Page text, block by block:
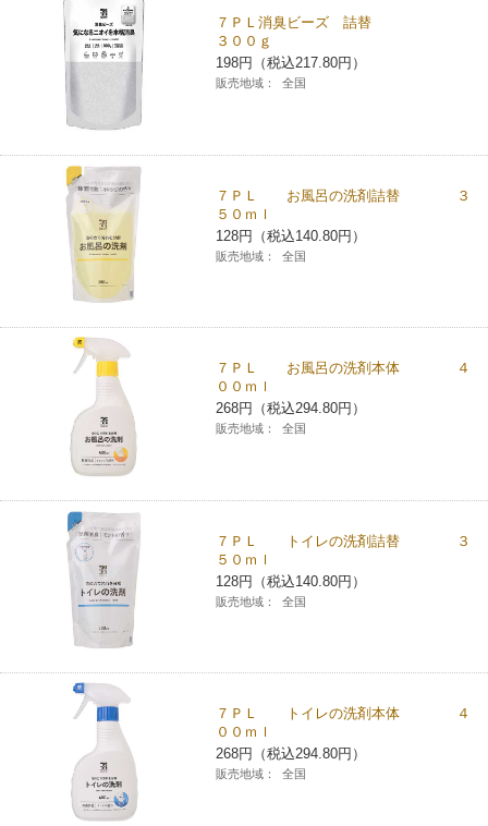
７ＰＬ消臭ビーズ 詰替
３００ｇ
198円（税込217.80円）
販売地域： 全国
７ＰＬ お風呂の洗剤詰替 ３
５０ｍｌ
128円（税込140.80円）
販売地域： 全国
７ＰＬ お風呂の洗剤本体 ４
００ｍｌ
268円（税込294.80円）
販売地域： 全国
７ＰＬ トイレの洗剤詰替 ３
５０ｍｌ
128円（税込140.80円）
販売地域： 全国
７ＰＬ トイレの洗剤本体 ４
００ｍｌ
268円（税込294.80円）
販売地域： 全国